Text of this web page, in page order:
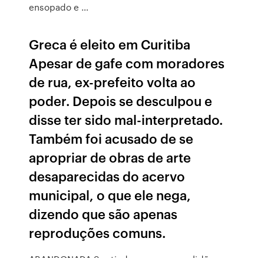
ensopado e …
Greca é eleito em Curitiba
Apesar de gafe com moradores
de rua, ex-prefeito volta ao
poder. Depois se desculpou e
disse ter sido mal-interpretado.
Também foi acusado de se
apropriar de obras de arte
desaparecidas do acervo
municipal, o que ele nega,
dizendo que são apenas
reproduções comuns.